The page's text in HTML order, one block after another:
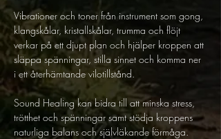
Vibrationer och toner från instrument som gong,
klangskålar, kristallskålar, trumma och flöjt
verkar på ett djupt plan och hjälper kroppen att
släppa spänningar, stilla sinnet och komma ner
i ett återhämtande vilotillstånd.
Sound Healing kan bidra till att minska stress,
trötthet och spänningar samt stödja kroppens
naturliga balans och självläkande förmåga.